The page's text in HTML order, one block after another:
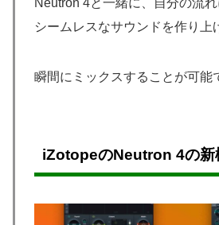
Neutron 4と一緒に、自分の流れ
シームレスなサウンドを作り上
瞬間にミックスすることが可能
iZotopeのNeutron 4の新